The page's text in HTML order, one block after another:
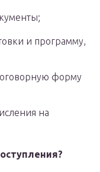
и программу,
форму
на